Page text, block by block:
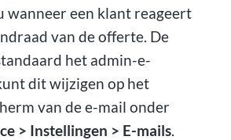
wanneer een klant reageert
van de offerte. De
het admin-e-
dit wijzigen op het
van de e-mail onder
> Instellingen > E-mails.